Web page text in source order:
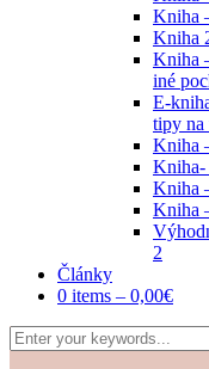
Kniha
Kniha
Kniha
iné
E-
tipy na
Kniha
Kniha-
Kniha
Kniha
2
Články
0 items – 0,00€